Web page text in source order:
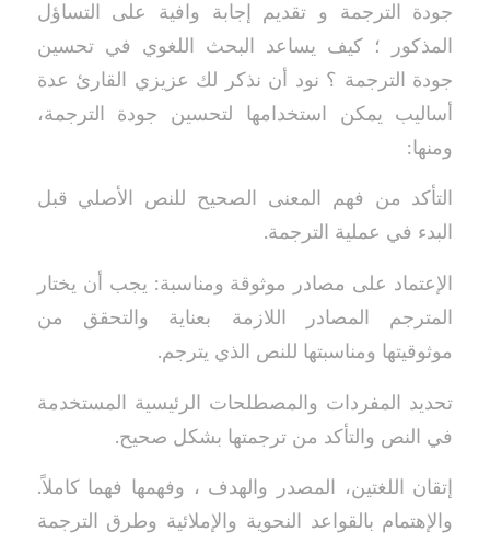
جودة الترجمة و تقديم إجابة وافية على التساؤل
المذكور ؛ كيف يساعد البحث اللغوي في تحسين
جودة الترجمة ؟ نود أن نذكر لك عزيزي القارئ عدة
أساليب يمكن استخدامها لتحسين جودة الترجمة،
ومنها:
التأكد من فهم المعنى الصحيح للنص الأصلي قبل
البدء في عملية الترجمة.
الإعتماد على مصادر موثوقة ومناسبة: يجب أن يختار
المترجم المصادر اللازمة بعناية والتحقق من
موثوقيتها ومناسبتها للنص الذي يترجم.
تحديد المفردات والمصطلحات الرئيسية المستخدمة
في النص والتأكد من ترجمتها بشكل صحيح.
إتقان اللغتين، المصدر والهدف ، وفهمها فهما كاملاً.
والإهتمام بالقواعد النحوية والإملائية وطرق الترجمة